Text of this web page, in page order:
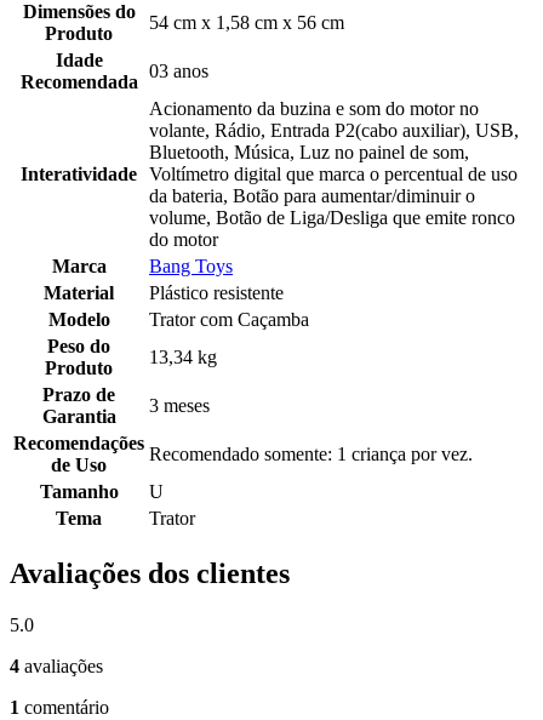
Dimensões do
Produto
54 cm x 1,58 cm x 56 cm
Idade
Recomendada
03 anos
Interatividade
Acionamento da buzina e som do motor no
volante, Rádio, Entrada P2(cabo auxiliar), USB,
Bluetooth, Música, Luz no painel de som,
Voltímetro digital que marca o percentual de uso
da bateria, Botão para aumentar/diminuir o
volume, Botão de Liga/Desliga que emite ronco
do motor
Marca
Bang Toys
Material
Plástico resistente
Modelo
Trator com Caçamba
Peso do
Produto
13,34 kg
Prazo de
Garantia
3 meses
Recomendações
de Uso
Recomendado somente: 1 criança por vez.
Tamanho
U
Tema
Trator
Avaliações dos clientes
5.0
4 avaliações
1 comentário